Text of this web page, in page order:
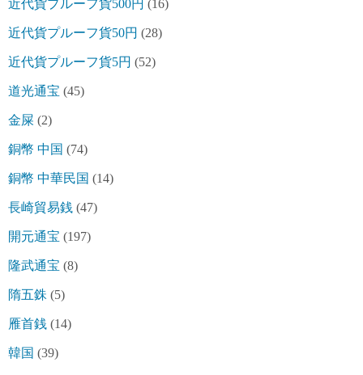
近代貨プルーフ貨500円 (16)
近代貨プルーフ貨50円 (28)
近代貨プルーフ貨5円 (52)
道光通宝 (45)
金屎 (2)
銅幣 中国 (74)
銅幣 中華民国 (14)
長崎貿易銭 (47)
開元通宝 (197)
隆武通宝 (8)
隋五銖 (5)
雁首銭 (14)
韓国 (39)